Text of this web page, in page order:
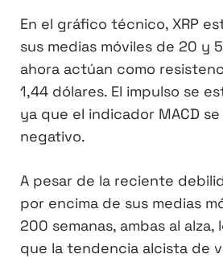
En el gráfico técnico, XRP
sus medias móviles de 20 y
ahora actúan como
1,44 dólares. El impulso se
ya que el indicador MACD
negativo.
A pesar de la reciente
por encima de sus medias
200 semanas, ambas al
que la tendencia alcista de